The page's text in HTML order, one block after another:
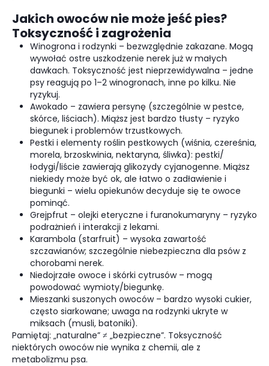
Jakich owoców nie może jeść pies?
Toksyczność i zagrożenia
Winogrona i rodzynki – bezwzględnie zakazane. Mogą
wywołać ostre uszkodzenie nerek już w małych
dawkach. Toksyczność jest nieprzewidywalna – jedne
psy reagują po 1–2 winogronach, inne po kilku. Nie
ryzykuj.
Awokado – zawiera persynę (szczególnie w pestce,
skórce, liściach). Miąższ jest bardzo tłusty – ryzyko
biegunek i problemów trzustkowych.
Pestki i elementy roślin pestkowych (wiśnia, czereśnia,
morela, brzoskwinia, nektaryna, śliwka): pestki/
łodygi/liście zawierają glikozydy cyjanogenne. Miąższ
niekiedy może być ok, ale łatwo o zadławienie i
biegunki – wielu opiekunów decyduje się te owoce
pominąć.
Grejpfrut – olejki eteryczne i furanokumaryny – ryzyko
podrażnień i interakcji z lekami.
Karambola (starfruit) – wysoka zawartość
szczawianów; szczególnie niebezpieczna dla psów z
chorobami nerek.
Niedojrzałe owoce i skórki cytrusów – mogą
powodować wymioty/biegunkę.
Mieszanki suszonych owoców – bardzo wysoki cukier,
często siarkowane; uwaga na rodzynki ukryte w
miksach (musli, batoniki).
Pamiętaj: „naturalne” ≠ „bezpieczne”. Toksyczność
niektórych owoców nie wynika z chemii, ale z
metabolizmu psa.